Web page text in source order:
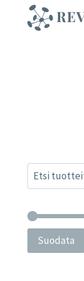
sisältöön
Etsi:
Suodata